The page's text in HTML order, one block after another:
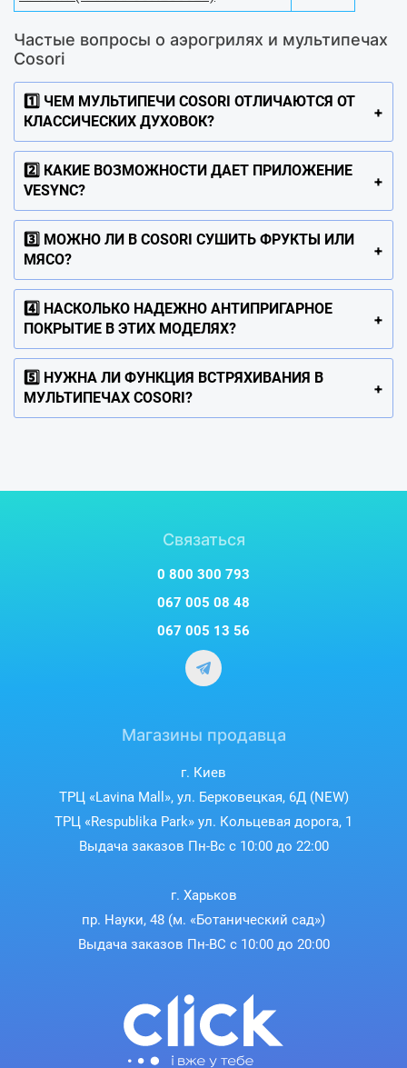
Частые вопросы о аэрогрилях и мультипечах
Cosori
1️⃣ ЧЕМ МУЛЬТИПЕЧИ COSORI ОТЛИЧАЮТСЯ ОТ
КЛАССИЧЕСКИХ ДУХОВОК?
2️⃣ КАКИЕ ВОЗМОЖНОСТИ ДАЕТ ПРИЛОЖЕНИЕ
VESYNC?
3️⃣ МОЖНО ЛИ В COSORI СУШИТЬ ФРУКТЫ ИЛИ
МЯСО?
4️⃣ НАСКОЛЬКО НАДЕЖНО АНТИПРИГАРНОЕ
ПОКРЫТИЕ В ЭТИХ МОДЕЛЯХ?
5️⃣ НУЖНА ЛИ ФУНКЦИЯ ВСТРЯХИВАНИЯ В
МУЛЬТИПЕЧАХ COSORI?
Связаться
0 800 300 793
067 005 08 48
067 005 13 56
Магазины продавца
г. Киев
ТРЦ «Lavina Mall», ул. Берковецкая, 6Д (NEW)
ТРЦ «Respublika Park» ул. Кольцевая дорога, 1
Выдача заказов Пн-Вс с 10:00 до 22:00
г. Харьков
пр. Науки, 48 (м. «Ботанический сад»)
Выдача заказов Пн-ВС с 10:00 до 20:00